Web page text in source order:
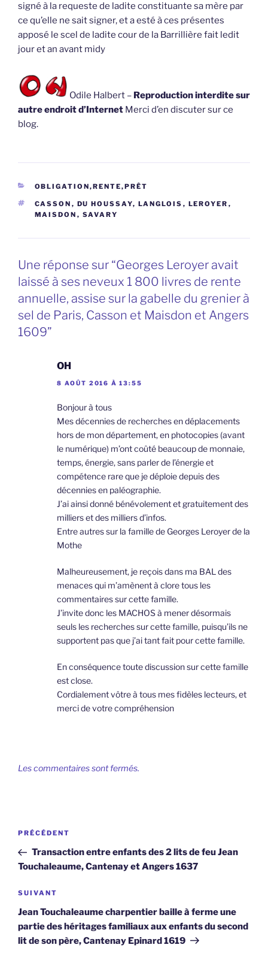
signé à la requeste de ladite constituante sa mère par
ce qu’elle ne sait signer, et a esté à ces présentes
apposé le scel de ladite cour de la Barrillière fait ledit
jour et an avant midy
Odile Halbert – Reproduction interdite sur
autre endroit d’Internet Merci d’en discuter sur ce
blog.
CATÉGORIES
OBLIGATION,RENTE,PRÊT
ÉTIQUETTES
CASSON , DU HOUSSAY, LANGLOIS , LEROYER ,
MAISDON , SAVARY
Une réponse sur “Georges Leroyer avait
laissé à ses neveux 1 800 livres de rente
annuelle, assise sur la gabelle du grenier à
sel de Paris, Casson et Maisdon et Angers
1609”
OH
8 AOÛT 2016 À 13:55
Bonjour à tous
Mes décennies de recherches en déplacements
hors de mon département, en photocopies (avant
le numérique) m’ont coûté beaucoup de monnaie,
temps, énergie, sans parler de l’énergie et
compétence rare que je déploie depuis des
décennies en paléographie.
J’ai ainsi donné bénévolement et gratuitement des
milliers et des milliers d’infos.
Entre autres sur la famille de Georges Leroyer de la
Mothe
Malheureusement, je reçois dans ma BAL des
menaces qui m’amènent à clore tous les
commentaires sur cette famille.
J’invite donc les MACHOS à mener désormais
seuls les recherches sur cette famille, puisqu’ils ne
supportent pas que j’ai tant fait pour cette famille.
En conséquence toute discussion sur cette famille
est close.
Cordialement vôtre à tous mes fidèles lecteurs, et
merci de votre compréhension
Les commentaires sont fermés.
Navigation
l’article
Article
précédent
PRÉCÉDENT
Transaction entre enfants des 2 lits de feu Jean
Touchaleaume, Cantenay et Angers 1637
Article
suivant
SUIVANT
Jean Touchaleaume charpentier baille à ferme une
partie des héritages familiaux aux enfants du second
lit de son père, Cantenay Epinard 1619